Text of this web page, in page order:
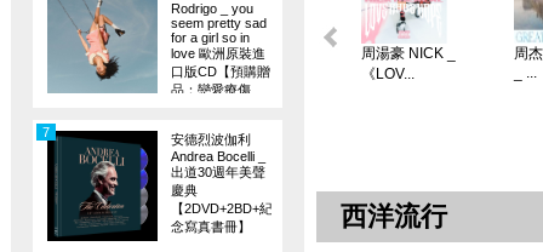
Rodrigo _ you
seem pretty sad
for a girl so in
love 歐洲原裝進
口版CD【預購贈
品：戀愛療傷
安德烈波伽利
Andrea Bocelli _
出道30週年美聲
慶典
【2DVD+2BD+紀
念寫真書冊】
7
周湯豪 NICK _
《LOV...
周
_ ...
西洋流行